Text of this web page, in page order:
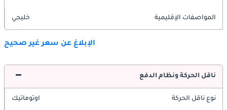
المواصفات الإقليمية خليجي
الإبلاغ عن سعر غير صحيح
ناقل الحركة ونظام الدفع
نوع ناقل الحركة اوتوماتيك